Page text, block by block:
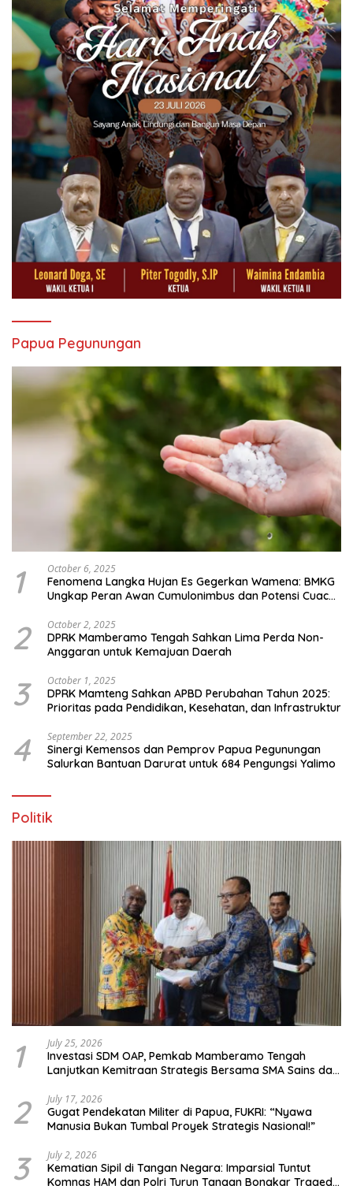
Papua Pegunungan
1 October 6, 2025
Fenomena Langka Hujan Es Gegerkan Wamena: BMKG
Ungkap Peran Awan Cumulonimbus dan Potensi Cuaca
2 October 2, 2025
DPRK Mamberamo Tengah Sahkan Lima Perda Non-
Anggaran untuk Kemajuan Daerah
3 October 1, 2025
DPRK Mamteng Sahkan APBD Perubahan Tahun 2025:
Prioritas pada Pendidikan, Kesehatan, dan Infrastruktur
4 September 22, 2025
Sinergi Kemensos dan Pemprov Papua Pegunungan
Salurkan Bantuan Darurat untuk 684 Pengungsi Yalimo
Politik
1 July 25, 2026
Investasi SDM OAP, Pemkab Mamberamo Tengah
Lanjutkan Kemitraan Strategis Bersama SMA Sains dan
2 July 17, 2026
Gugat Pendekatan Militer di Papua, FUKRI: “Nyawa
Manusia Bukan Tumbal Proyek Strategis Nasional!”
3 July 2, 2026
Kematian Sipil di Tangan Negara: Imparsial Tuntut
Komnas HAM dan Polri Turun Tangan Bongkar Tragedi